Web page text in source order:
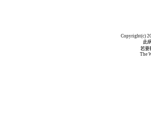
Copyright(c)
此
若要
The